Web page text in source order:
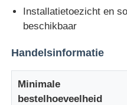
Installatietoezicht en
beschikbaar
Handelsinformatie
Minimale
bestelhoeveelheid